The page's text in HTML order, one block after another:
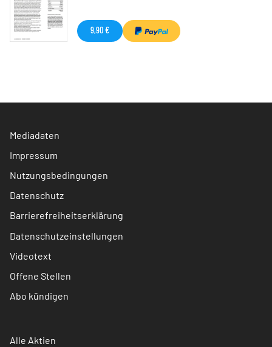
9,90 €
Mediadaten
Impressum
Nutzungsbedingungen
Datenschutz
Barrierefreiheitserklärung
Datenschutzeinstellungen
Videotext
Offene Stellen
Abo kündigen
Alle Aktien